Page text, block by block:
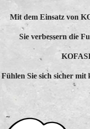
Mit dem Einsatz von
Sie verbessern die
Fühlen Sie sich sicher